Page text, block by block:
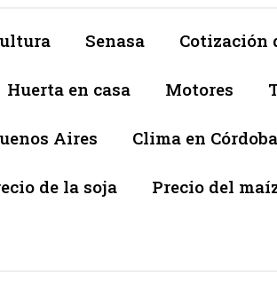
Senasa Cotización
Huerta en casa Motores
Aires Clima en Córdoba
de la soja Precio del